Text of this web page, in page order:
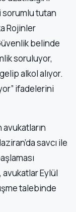
tutan
Rojinler
belinde
soruluyor,
alkol alıyor.
ifadelerini
avukatların
savcı ile
Eylül
talebinde